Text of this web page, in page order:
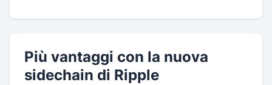
Più vantaggi con la nuova
sidechain di Ripple